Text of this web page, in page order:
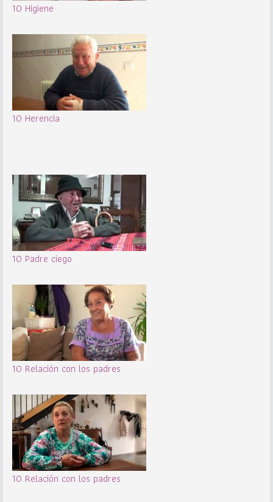
10 Higiene
10 Herencia
10 Padre ciego
10 Relación con los padres
10 Relación con los padres